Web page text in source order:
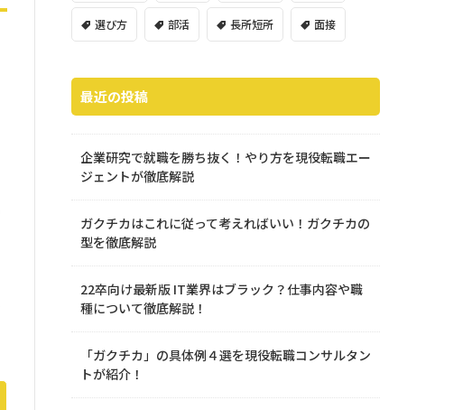
選び方 部活 長所短所 面接
最近の投稿
企業研究で就職を勝ち抜く！やり方を現役転職エー
ジェントが徹底解説
ガクチカはこれに従って考えればいい！ガクチカの
型を徹底解説
22卒向け最新版 IT業界はブラック？仕事内容や職
種について徹底解説！
「ガクチカ」の具体例４選を現役転職コンサルタン
トが紹介！